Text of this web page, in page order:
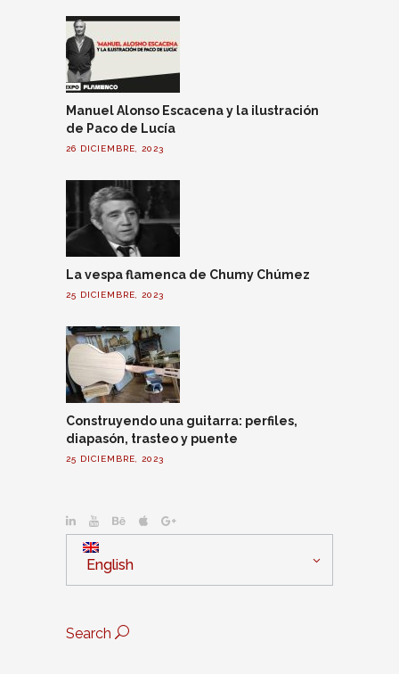
Manuel Alonso Escacena y la ilustración
de Paco de Lucía
26 DICIEMBRE, 2023
La vespa flamenca de Chumy Chúmez
25 DICIEMBRE, 2023
Construyendo una guitarra: perfiles,
diapasón, trasteo y puente
25 DICIEMBRE, 2023
English
Search